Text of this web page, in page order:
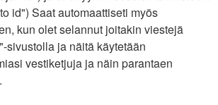
id") Saat automaattiseti myös
kun olet selannut joitakin viestejä
sivustolla ja näitä käytetään
vestiketjuja ja näin parantaen